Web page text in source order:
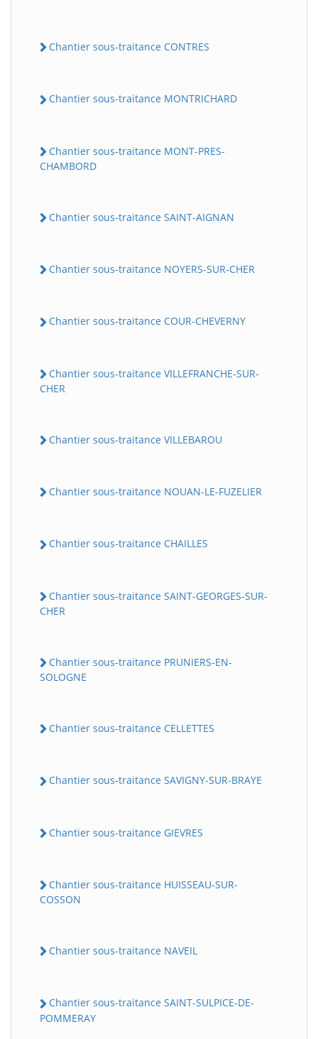
Chantier sous-traitance CONTRES
Chantier sous-traitance MONTRICHARD
Chantier sous-traitance MONT-PRES-
CHAMBORD
Chantier sous-traitance SAINT-AIGNAN
Chantier sous-traitance NOYERS-SUR-CHER
Chantier sous-traitance COUR-CHEVERNY
Chantier sous-traitance VILLEFRANCHE-SUR-
CHER
Chantier sous-traitance VILLEBAROU
Chantier sous-traitance NOUAN-LE-FUZELIER
Chantier sous-traitance CHAILLES
Chantier sous-traitance SAINT-GEORGES-SUR-
CHER
Chantier sous-traitance PRUNIERS-EN-
SOLOGNE
Chantier sous-traitance CELLETTES
Chantier sous-traitance SAVIGNY-SUR-BRAYE
Chantier sous-traitance GIEVRES
Chantier sous-traitance HUISSEAU-SUR-
COSSON
Chantier sous-traitance NAVEIL
Chantier sous-traitance SAINT-SULPICE-DE-
POMMERAY